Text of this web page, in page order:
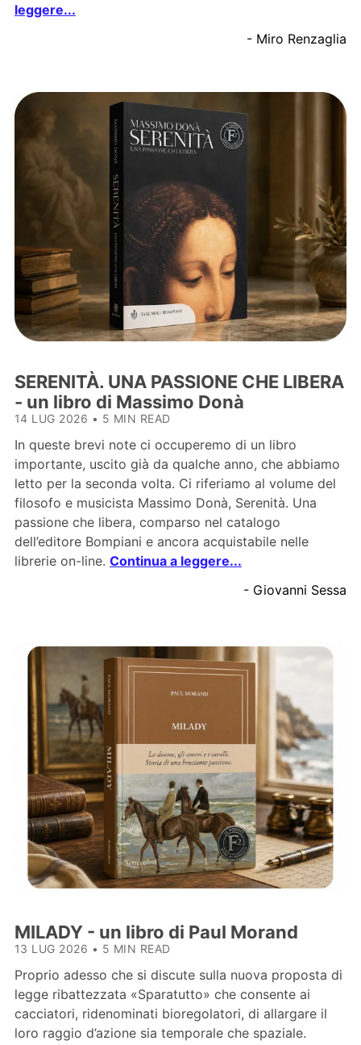
leggere...
- Miro Renzaglia
SERENITÀ. UNA PASSIONE CHE LIBERA
- un libro di Massimo Donà
14 LUG 2026 • 5 MIN READ
In queste brevi note ci occuperemo di un libro
importante, uscito già da qualche anno, che abbiamo
letto per la seconda volta. Ci riferiamo al volume del
filosofo e musicista Massimo Donà, Serenità. Una
passione che libera, comparso nel catalogo
dell’editore Bompiani e ancora acquistabile nelle
librerie on-line. Continua a leggere...
- Giovanni Sessa
MILADY - un libro di Paul Morand
13 LUG 2026 • 5 MIN READ
Proprio adesso che si discute sulla nuova proposta di
legge ribattezzata «Sparatutto» che consente ai
cacciatori, ridenominati bioregolatori, di allargare il
loro raggio d’azione sia temporale che spaziale.